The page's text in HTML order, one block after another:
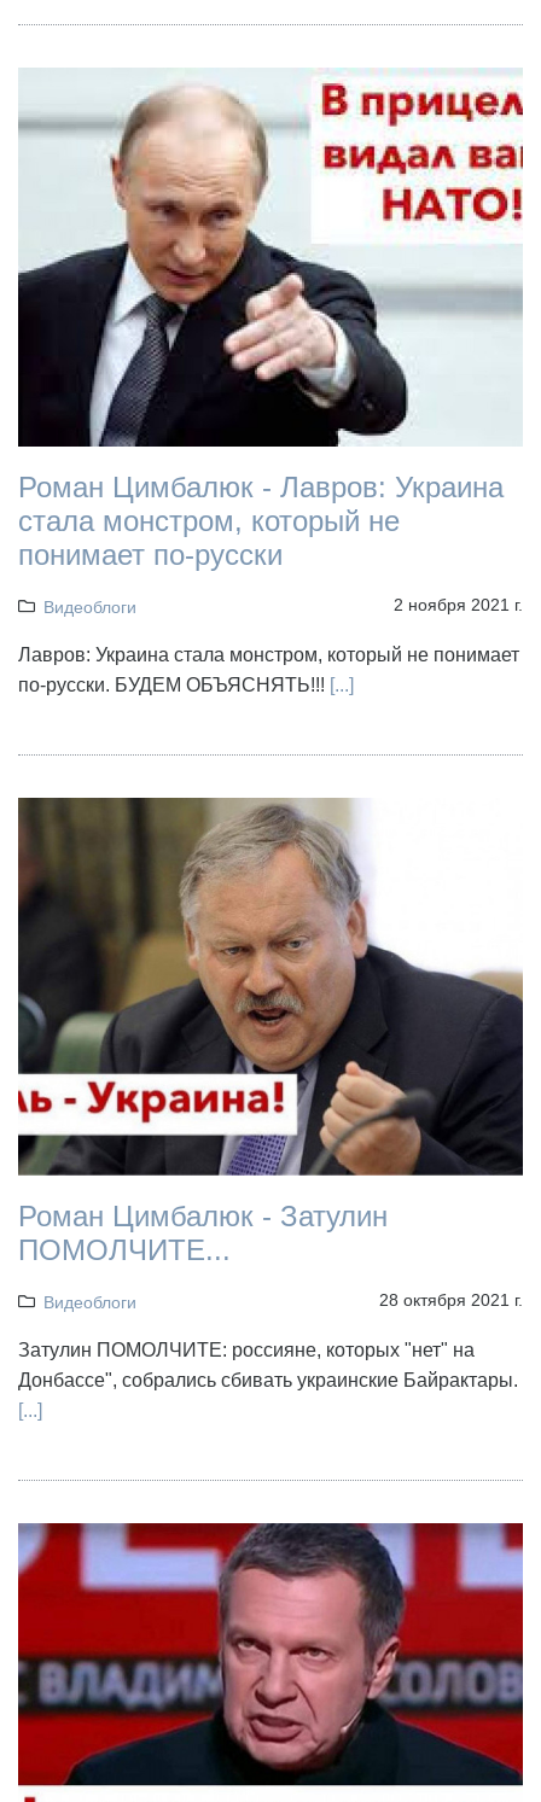
Роман Цимбалюк - Лавров: Украина
стала монстром, который не
понимает по-русски
Видеоблоги 2 ноября 2021 г.
Лавров: Украина стала монстром, который не понимает
по-русски. БУДЕМ ОБЪЯСНЯТЬ!!! [...]
Роман Цимбалюк - Затулин
ПОМОЛЧИТЕ...
Видеоблоги 28 октября 2021 г.
Затулин ПОМОЛЧИТЕ: россияне, которых "нет" на
Донбассе", собрались сбивать украинские Байрактары.
[...]